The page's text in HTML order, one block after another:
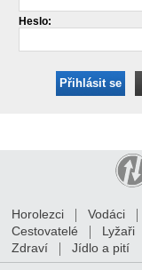
Heslo:
Přihlásit se
Horolezci Vodáci
Cestovatelé
Lyžaři
Zdraví
Jídlo a pití